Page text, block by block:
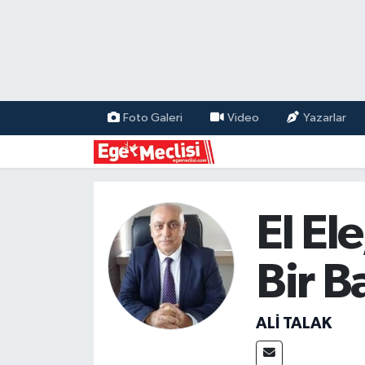
Foto Galeri Video Yazarlar
El
Bir
ALI TALAK
EKONOMİ
GÜNCEL
ÖZEL HABER
POLİTİKA
Programlar